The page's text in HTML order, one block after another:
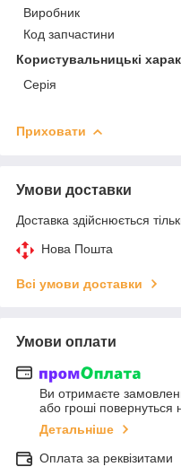
Виробник
Код запчастини
Користувальницькі
Серія
Приховати
Умови доставки
Доставка здійснюється
Нова Пошта
Всі умови доставки
Умови оплати
Ви отримаєте
або гроші повернуться
Детальніше
Оплата за реквізитами